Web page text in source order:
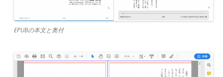
EPUBの本文と奥付